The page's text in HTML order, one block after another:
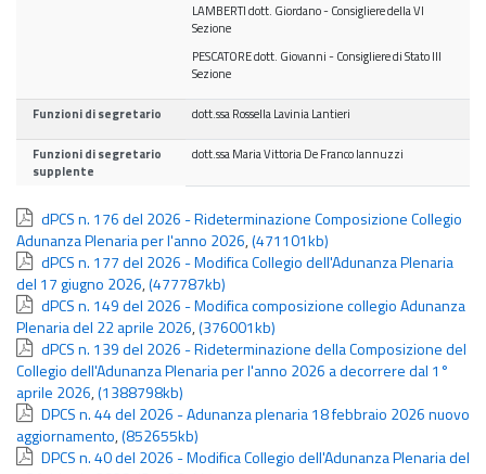
LAMBERTI dott. Giordano - Consigliere della VI
Sezione
PESCATORE dott. Giovanni - Consigliere di Stato III
Sezione
Funzioni di segretario dott.ssa Rossella Lavinia Lantieri
Funzioni di segretario
supplente
dott.ssa Maria Vittoria De Franco Iannuzzi
dPCS n. 176 del 2026 - Rideterminazione Composizione Collegio
Adunanza Plenaria per l'anno 2026,(471101kb)
dPCS n. 177 del 2026 - Modifica Collegio dell'Adunanza Plenaria
del 17 giugno 2026,(477787kb)
dPCS n. 149 del 2026 - Modifica composizione collegio Adunanza
Plenaria del 22 aprile 2026,(376001kb)
dPCS n. 139 del 2026 - Rideterminazione della Composizione del
Collegio dell'Adunanza Plenaria per l'anno 2026 a decorrere dal 1°
aprile 2026,(1388798kb)
DPCS n. 44 del 2026 - Adunanza plenaria 18 febbraio 2026 nuovo
aggiornamento,(852655kb)
DPCS n. 40 del 2026 - Modifica Collegio dell'Adunanza Plenaria del